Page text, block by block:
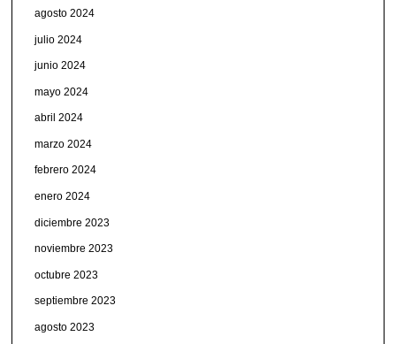
agosto 2024
julio 2024
junio 2024
mayo 2024
abril 2024
marzo 2024
febrero 2024
enero 2024
diciembre 2023
noviembre 2023
octubre 2023
septiembre 2023
agosto 2023